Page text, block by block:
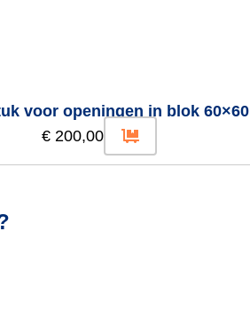
voor openingen in blok 60×60
€ 200,00